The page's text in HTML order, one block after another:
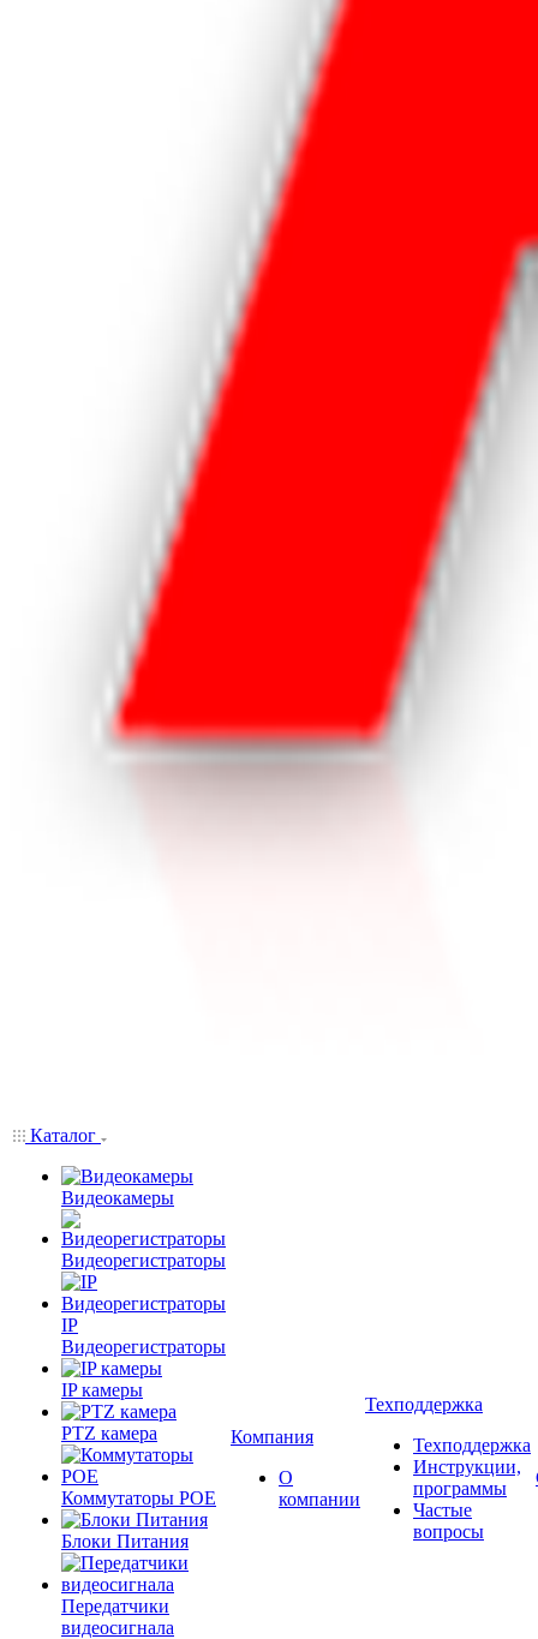
Каталог
Видеокамеры
Видеорегистраторы
IP
Видеорегистраторы
IP камеры
PTZ камера
Коммутаторы POE
Блоки Питания
Передатчики
видеосигнала
Компания
О
компании
Техподдержка
Техподдержка
Инструкции,
программы
Частые
вопросы